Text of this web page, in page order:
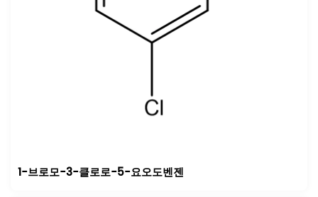
1-브로모-3-클로로-5-요오도벤젠